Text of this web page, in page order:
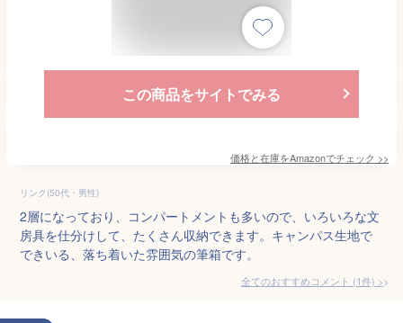
この商品をサイトでみる
価格と在庫をAmazonでチェック >>
リンク(50代・男性)
2層になっており、コンパートメントも多いので、いろいろな文
房具を仕分けして、たくさん収納できます。キャンパス生地で
できいる、落ち着いた雰囲気の筆箱です。
全てのおすすめコメント (1件) >